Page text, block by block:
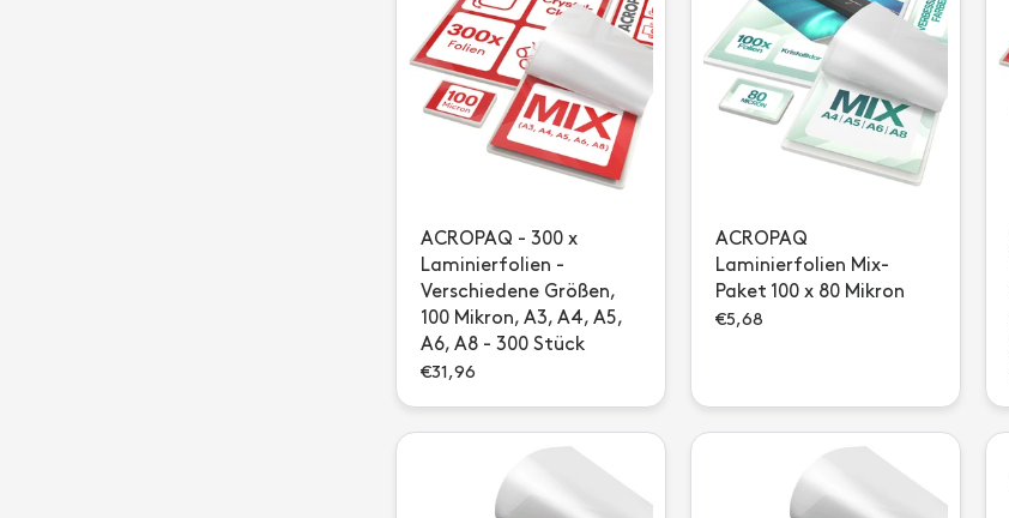
ACROPAQ - 300 x
Laminierfolien -
Verschiedene Größen,
100 Mikron, A3, A4, A5,
A6, A8 - 300 Stück
€31,96
ACROPAQ
Laminierfolien Mix-
Paket 100 x 80 Mikron
€5,68